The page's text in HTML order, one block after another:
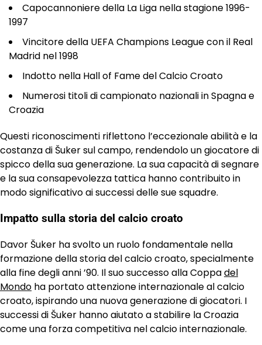
Capocannoniere della La Liga nella stagione 1996-
1997
Vincitore della UEFA Champions League con il Real
Madrid nel 1998
Indotto nella Hall of Fame del Calcio Croato
Numerosi titoli di campionato nazionali in Spagna e
Croazia
Questi riconoscimenti riflettono l’eccezionale abilità e la
costanza di Šuker sul campo, rendendolo un giocatore di
spicco della sua generazione. La sua capacità di segnare
e la sua consapevolezza tattica hanno contribuito in
modo significativo ai successi delle sue squadre.
Impatto sulla storia del calcio croato
Davor Šuker ha svolto un ruolo fondamentale nella
formazione della storia del calcio croato, specialmente
alla fine degli anni ’90. Il suo successo alla Coppadel
Mondo ha portato attenzione internazionale al calcio
croato, ispirando una nuova generazione di giocatori. I
successi di Šuker hanno aiutato a stabilire la Croazia
come una forza competitiva nel calcio internazionale.